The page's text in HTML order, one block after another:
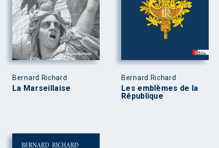
Bernard Richard
La Marseillaise
Bernard Richard
Les emblèmes de la
République